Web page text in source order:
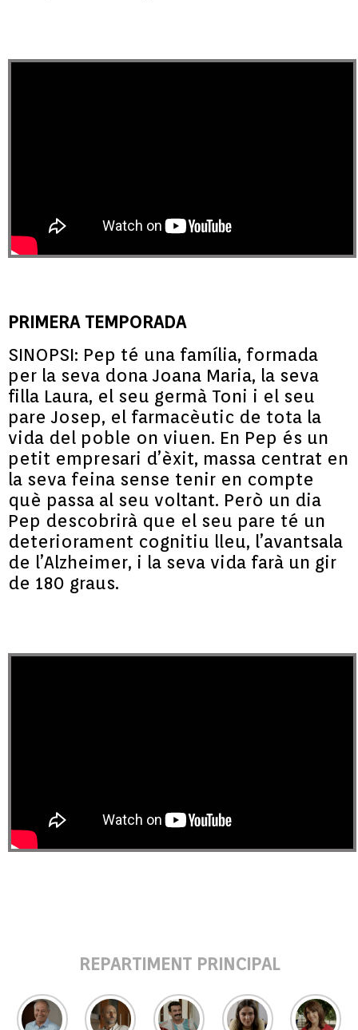
PRIMERA TEMPORADA
SINOPSI: Pep té una família, formada
per la seva dona Joana Maria, la seva
filla Laura, el seu germà Toni i el seu
pare Josep, el farmacèutic de tota la
vida del poble on viuen. En Pep és un
petit empresari d’èxit, massa centrat en
la seva feina sense tenir en compte
què passa al seu voltant. Però un dia
Pep descobrirà que el seu pare té un
deteriorament cognitiu lleu, l’avantsala
de l’Alzheimer, i la seva vida farà un gir
de 180 graus.
REPARTIMENT PRINCIPAL